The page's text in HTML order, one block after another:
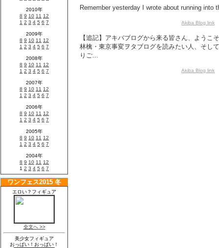
Remember yesterday I wrote about running into
Akiba Blog link
【追記】アキバブログから来る皆さん、ようこ
林檎・東京事変ヲタブログを読みたい人、そし
りご...
Akiba Blog link